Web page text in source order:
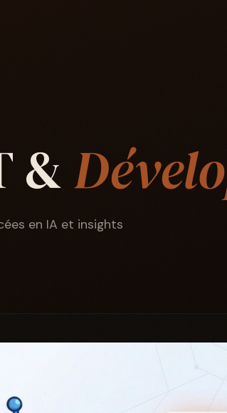
&
en IA et insights